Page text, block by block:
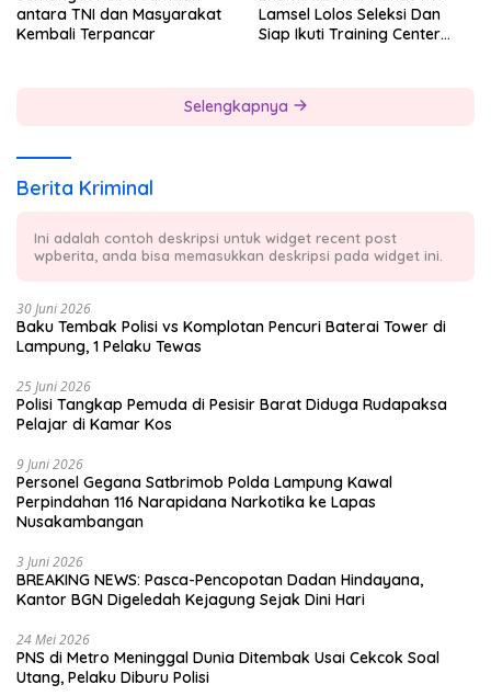
antara TNI dan Masyarakat
Kembali Terpancar
Lamsel Lolos Seleksi Dan
Siap Ikuti Training Center
Selengkapnya
Berita Kriminal
Ini adalah contoh deskripsi untuk widget recent post
wpberita, anda bisa memasukkan deskripsi pada widget ini.
30 Juni 2026
Baku Tembak Polisi vs Komplotan Pencuri Baterai Tower di
Lampung, 1 Pelaku Tewas
25 Juni 2026
Polisi Tangkap Pemuda di Pesisir Barat Diduga Rudapaksa
Pelajar di Kamar Kos
9 Juni 2026
Personel Gegana Satbrimob Polda Lampung Kawal
Perpindahan 116 Narapidana Narkotika ke Lapas
Nusakambangan
3 Juni 2026
BREAKING NEWS: Pasca-Pencopotan Dadan Hindayana,
Kantor BGN Digeledah Kejagung Sejak Dini Hari
24 Mei 2026
PNS di Metro Meninggal Dunia Ditembak Usai Cekcok Soal
Utang, Pelaku Diburu Polisi